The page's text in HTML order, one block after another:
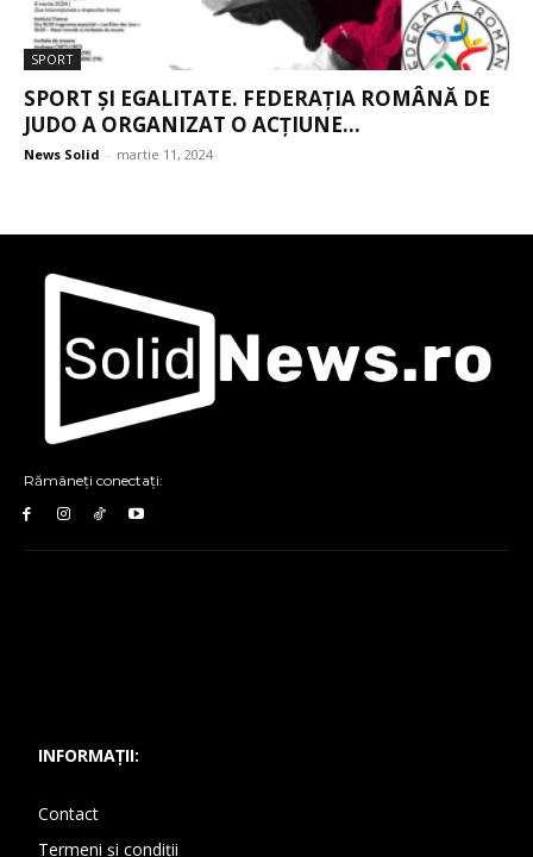
SPORT
SPORT ȘI EGALITATE. FEDERAȚIA ROMÂNĂ DE
JUDO A ORGANIZAT O ACȚIUNE...
News Solid - martie 11, 2024
Rămâneți conectați:
INFORMAȚII:
Contact
Termeni și condiții